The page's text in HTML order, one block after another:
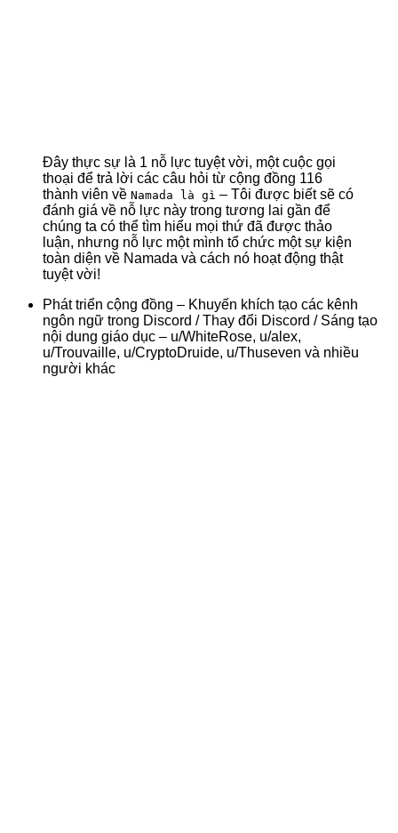
Đây thực sự là 1 nỗ lực tuyệt vời, một cuộc gọi
thoại để trả lời các câu hỏi từ cộng đồng 116
thành viên về Namada là gì – Tôi được biết sẽ có
đánh giá về nỗ lực này trong tương lai gần để
chúng ta có thể tìm hiểu mọi thứ đã được thảo
luận, nhưng nỗ lực một mình tổ chức một sự kiện
toàn diện về Namada và cách nó hoạt động thật
tuyệt vời!
Phát triển cộng đồng – Khuyến khích tạo các kênh
ngôn ngữ trong Discord / Thay đổi Discord / Sáng tạo
nội dung giáo dục – u/WhiteRose, u/alex,
u/Trouvaille, u/CryptoDruide, u/Thuseven và nhiều
người khác